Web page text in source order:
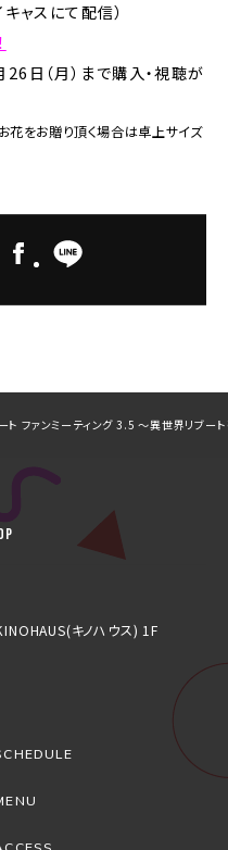
ャスにて配信）
日（月）まで購入・視聴が
花をお贈り頂く場合は卓上サイズ
ト ファンミーティング 3.5 ～異世界リブート
キノハウス) 1F